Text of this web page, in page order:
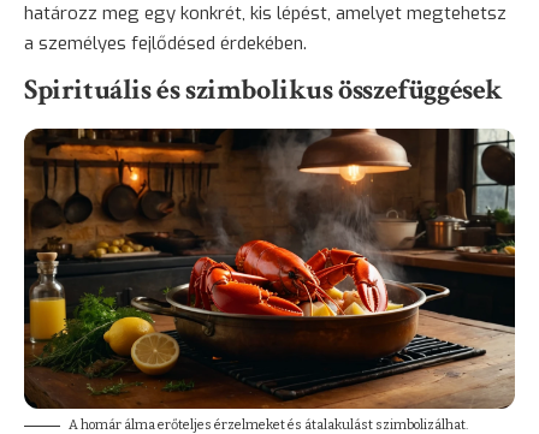
határozz meg egy konkrét, kis lépést, amelyet megtehetsz
a személyes fejlődésed érdekében.
Spirituális és szimbolikus összefüggések
A homár álma erőteljes érzelmeket és átalakulást szimbolizálhat.